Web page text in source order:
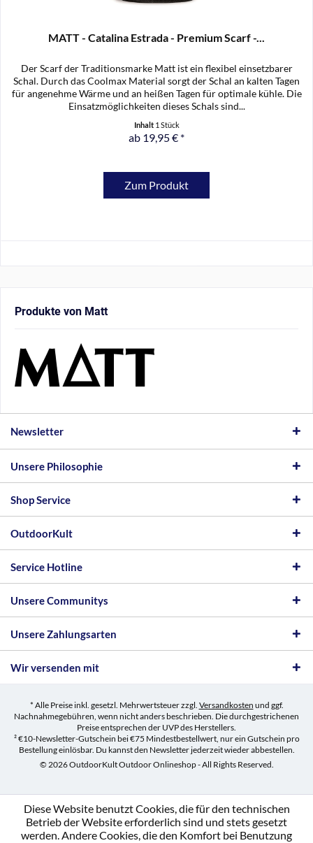
MATT - Catalina Estrada - Premium Scarf -...
Der Scarf der Traditionsmarke Matt ist ein flexibel einsetzbarer
Schal. Durch das Coolmax Material sorgt der Schal an kalten Tagen
für angenehme Wärme und an heißen Tagen für optimale kühle. Die
Einsatzmöglichkeiten dieses Schals sind...
Inhalt 1 Stück
ab 19,95 € *
Zum Produkt
Produkte von Matt
Newsletter
Unsere Philosophie
Shop Service
OutdoorKult
Service Hotline
Unsere Communitys
Unsere Zahlungsarten
Wir versenden mit
* Alle Preise inkl. gesetzl. Mehrwertsteuer zzgl. Versandkosten und ggf.
Nachnahmegebühren, wenn nicht anders beschrieben. Die durchgestrichenen
Preise entsprechen der UVP des Herstellers.
² €10-Newsletter-Gutschein bei €75 Mindestbestellwert, nur ein Gutschein pro
Bestellung einlösbar. Du kannst den Newsletter jederzeit wieder abbestellen.
© 2026 OutdoorKult Outdoor Onlineshop - All Rights Reserved.
Diese Website benutzt Cookies, die für den technischen
Betrieb der Website erforderlich sind und stets gesetzt
werden. Andere Cookies, die den Komfort bei Benutzung